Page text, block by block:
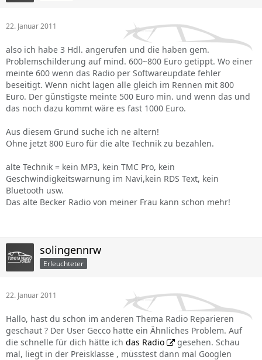
22. Januar 2011
also ich habe 3 Hdl. angerufen und die haben gem.
Problemschilderung auf mind. 600~800 Euro getippt. Wo einer
meinte 600 wenn das Radio per Softwareupdate fehler
beseitigt. Wenn nicht lagen alle gleich im Rennen mit 800
Euro. Der günstigste meinte 500 Euro min. und wenn das und
das noch dazu kommt wäre es fast 1000 Euro.
Aus diesem Grund suche ich ne altern!
Ohne jetzt 800 Euro für die alte Technik zu bezahlen.
alte Technik = kein MP3, kein TMC Pro, kein
Geschwindigkeitswarnung im Navi,kein RDS Text, kein
Bluetooth usw.
Das alte Becker Radio von meiner Frau kann schon mehr!
solingennrw
Erleuchteter
22. Januar 2011
Hallo, hast du schon im anderen Thema Radio Reparieren
geschaut ? Der User Gecco hatte ein Ähnliches Problem. Auf
die schnelle für dich hätte ich das Radio
gesehen. Schau
mal, liegt in der Preisklasse , müsstest dann mal Googlen